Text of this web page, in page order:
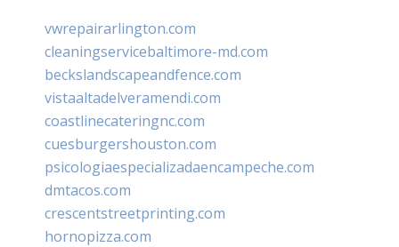
vwrepairarlington.com
cleaningservicebaltimore-md.com
beckslandscapeandfence.com
vistaaltadelveramendi.com
coastlinecateringnc.com
cuesburgershouston.com
psicologiaespecializadaencampeche.com
dmtacos.com
crescentstreetprinting.com
hornopizza.com